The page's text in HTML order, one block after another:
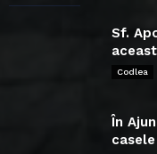
Sf.
Codlea
În